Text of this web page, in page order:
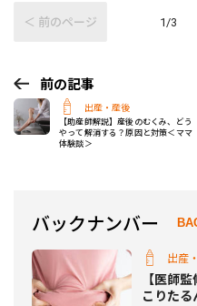
＜ 前のページ 1/3
前の記事
出産・産後
【助産師解説】産後のむくみ、どう
やって解消する？原因と対策＜ママ
体験談＞
バックナンバー
出産
【医師
こりたる